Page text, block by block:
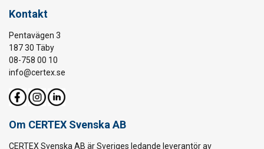
Kontakt
Pentavägen 3
187 30 Täby
08-758 00 10
info@certex.se
Om CERTEX Svenska AB
CERTEX Svenska AB är Sveriges ledande leverantör av